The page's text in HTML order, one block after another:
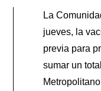
La
jueves, la
previa para
sumar un